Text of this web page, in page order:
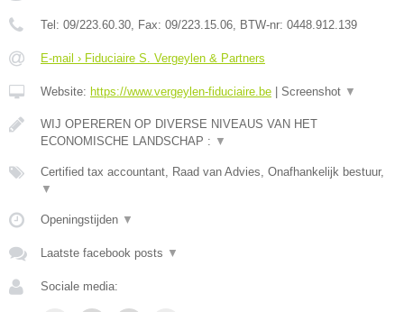
Tel: 09/223.60.30, Fax: 09/223.15.06, BTW-nr: 0448.912.139
E-mail › Fiduciaire S. Vergeylen & Partners
Website: https://www.vergeylen-fiduciaire.be Screenshot ▼
WIJ OPEREREN OP DIVERSE NIVEAUS VAN HET
ECONOMISCHE LANDSCHAP : ▼
Certified tax accountant, Raad van Advies, Onafhankelijk bestuur,
▼
Openingstijden ▼
Laatste facebook posts ▼
Sociale media: